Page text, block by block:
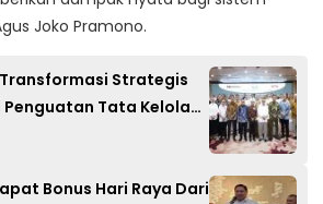
Joko Pramono.
Strategis
Penguatan Tata Kelola
Hukum Terpadu
Bonus Hari Raya Dari